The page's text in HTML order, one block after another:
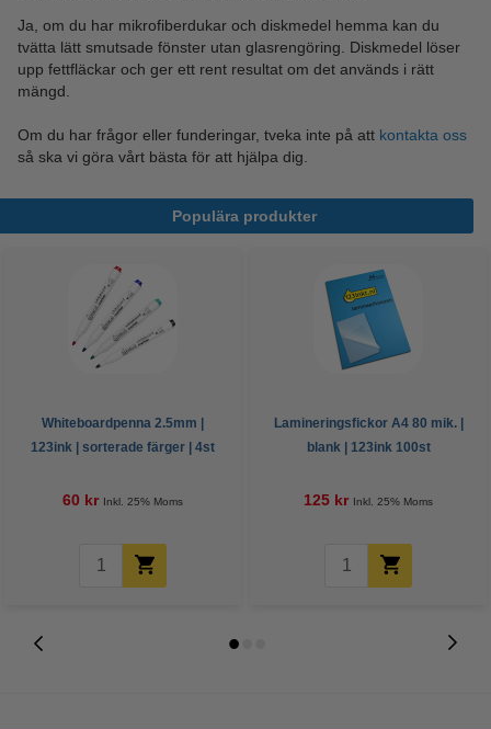
Ja, om du har mikrofiberdukar och diskmedel hemma kan du
tvätta lätt smutsade fönster utan glasrengöring. Diskmedel löser
upp fettfläckar och ger ett rent resultat om det används i rätt
mängd.
Om du har frågor eller funderingar, tveka inte på att kontakta oss
så ska vi göra vårt bästa för att hjälpa dig.
Populära produkter
Whiteboardpenna 2.5mm |
123ink | sorterade färger | 4st
60 kr Inkl. 25% Moms
Lamineringsfickor A4 80 mik. |
blank | 123ink 100st
125 kr Inkl. 25% Moms